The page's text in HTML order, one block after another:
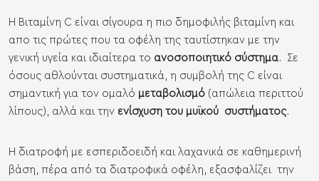
Η Βιταμίνη C είναι σίγουρα η πιο δημοφιλής βιταμίνη και
απο τις πρώτες που τα οφέλη της ταυτίστηκαν με την
γενική υγεία και ιδιαίτερα το ανοσοποιητικό σύστημα. Σε
όσους αθλούνται συστηματικά, η συμβολή της C είναι
σημαντική για τον ομαλό μεταβολισμό (απώλεια περιττού
λίπους), αλλά και την ενίσχυση του μυϊκού συστήματος.
Η διατροφή με εσπεριδοειδή και λαχανικά σε καθημερινή
βάση, πέρα από τα διατροφικά οφέλη, εξασφαλίζει την